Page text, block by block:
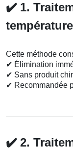
✔️ 1.
température
Cette méthode
✔ Élimination
✔ Sans produit
✔ Recommandée
✔️ 2.